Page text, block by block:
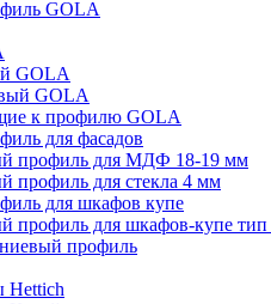
GOLA
GOLA
GOLA
к профилю GOLA
для фасадов
профиль для МДФ 18-19 мм
профиль для стекла 4 мм
для шкафов купе
профиль для шкафов-купе
профиль
Hettich